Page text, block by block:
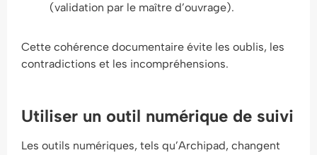
(validation par le maître d’ouvrage).
Cette cohérence documentaire évite les oublis, les
contradictions et les incompréhensions.
Utiliser un outil numérique de suivi
Les outils numériques, tels qu’Archipad, changent